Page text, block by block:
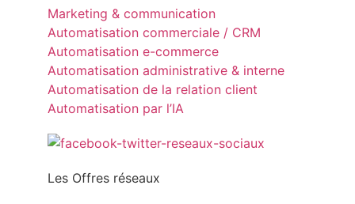
Marketing & communication
Automatisation commerciale / CRM
Automatisation e-commerce
Automatisation administrative & interne
Automatisation de la relation client
Automatisation par l’IA
Les Offres réseaux